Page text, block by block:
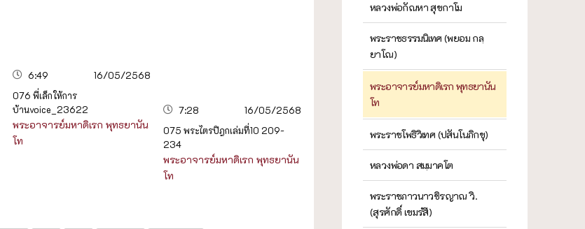
6:49
16/05/2568
076 พี่เล็กให้การ
บ้านvoice_23622
พระอาจารย์มหาดิเรก พุทธยานัน
โท
7:28
16/05/2568
075 พระไตรปิฎกเล่มที่10 209-
234
พระอาจารย์มหาดิเรก พุทธยานัน
โท
หลวงพ่อกัณหา สุขกาโม
พระราชธรรมนิเทศ (พยอม กลฺ
ยาโณ)
พระอาจารย์มหาดิเรก พุทธยานัน
โท
พระราชโพธิวิเทศ (ปสันโนภิกขุ)
หลวงพ่อดา สมฺมาคโต
พระราชภาวนาวชิรญาณ วิ.
(สุรศักดิ์ เขมรํสี)